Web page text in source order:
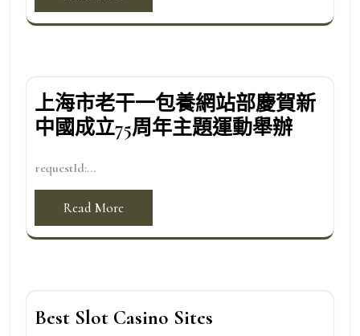
上海市老干一包養網站部慶賀新
中國成立75周年主題運動舉辦
requestId:...
Read More
Best Slot Casino Sites